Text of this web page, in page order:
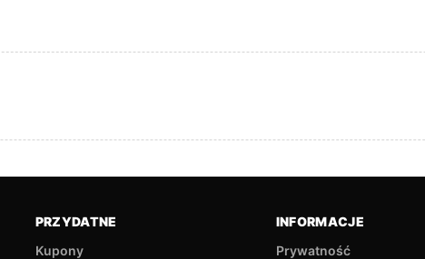
PRZYDATNE
Kupony
INFORMACJE
Prywatność